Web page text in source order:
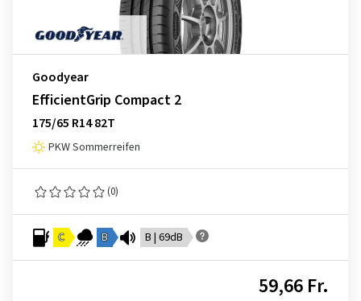
Goodyear
EfficientGrip Compact 2
175/65 R14 82T
PKW Sommerreifen
(0)
C B B | 69dB
59,66 Fr.